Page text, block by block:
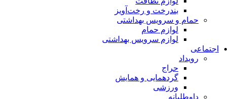
بندرخت و رخت‌آویز
حمام و سرویس بهداشتی
لوازم حمام
لوازم سرویس بهداشتی
اجتماعی
رویداد
حراج
گردهمایی و همایش
ورزشی
داوطلبانه